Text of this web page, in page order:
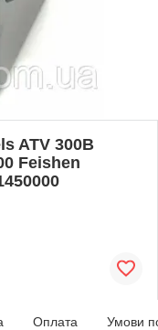
ATV 300B
Feishen
Оплата Умови